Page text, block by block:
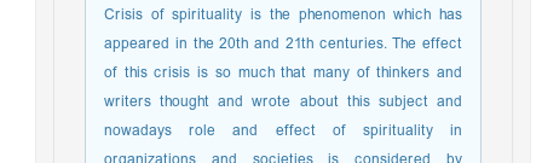
Crisis of spirituality is the phenomenon which has
appeared in the 20th and 21th centuries. The effect
of this crisis is so much that many of thinkers and
writers thought and wrote about this subject and
nowadays role and effect of spirituality in